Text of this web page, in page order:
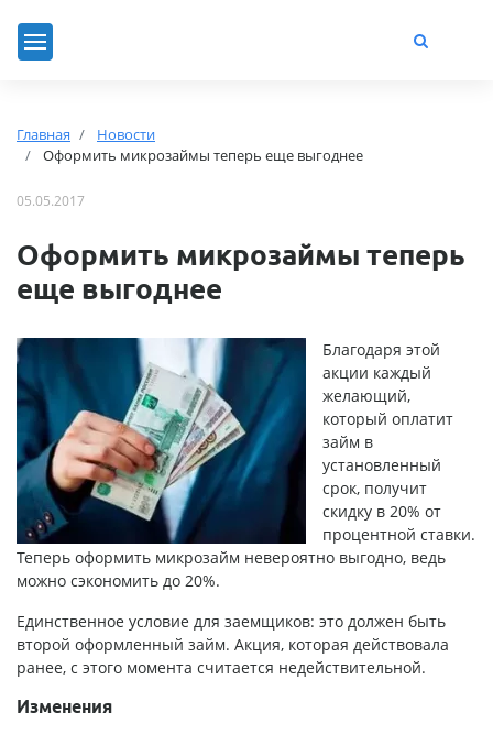
Главная
Новости
Оформить микрозаймы теперь еще выгоднее
05.05.2017
Оформить микрозаймы теперь
еще выгоднее
Благодаря этой
акции каждый
желающий,
который оплатит
займ в
установленный
срок, получит
скидку в 20% от
процентной ставки.
Теперь оформить микрозайм невероятно выгодно, ведь
можно сэкономить до 20%.
Единственное условие для заемщиков: это должен быть
второй оформленный займ. Акция, которая действовала
ранее, с этого момента считается недействительной.
Изменения